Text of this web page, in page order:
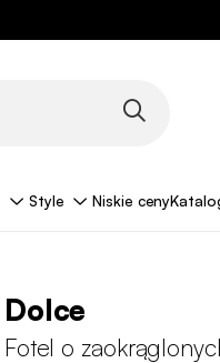
Style Niskie ceny
Dolce
Fotel o